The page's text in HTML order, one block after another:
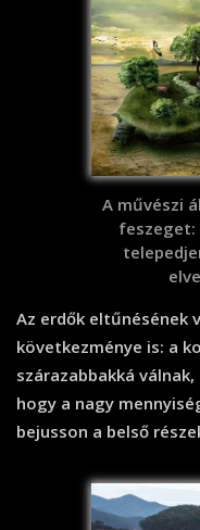
A művészi
feszeget:
Az erdők eltűnésének
következménye is: a
szárazabbakká
hogy a nagy
bejusson a belső